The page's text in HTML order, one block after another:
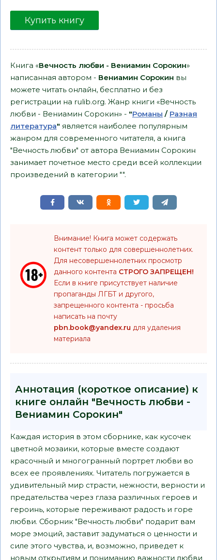
Купить книгу
Книга «Вечность любви - Вениамин Сорокин»
написанная автором - Вениамин Сорокин вы
можете читать онлайн, бесплатно и без
регистрации на rulib.org. Жанр книги «Вечность
любви - Вениамин Сорокин» - "Романы / Разная
литература" является наиболее популярным
жанром для современного читателя, а книга
"Вечность любви" от автора Вениамин Сорокин
занимает почетное место среди всей коллекции
произведений в категории "".
Внимание! Книга может содержать
контент только для совершеннолетних.
Для несовершеннолетних просмотр
данного контента СТРОГО ЗАПРЕЩЕН!
Если в книге присутствует наличие
пропаганды ЛГБТ и другого,
запрещенного контента - просьба
написать на почту
pbn.book@yandex.ru для удаления
материала
Аннотация (короткое описание) к
книге онлайн "Вечность любви -
Вениамин Сорокин"
Каждая история в этом сборнике, как кусочек
цветной мозаики, которые вместе создают
красочный и многогранный портрет любви во
всех ее проявлениях. Читатель погружается в
удивительный мир страсти, нежности, верности и
предательства через глаза различных героев и
героинь, которые переживают радость и горе
любви. Сборник "Вечность любви" подарит вам
море эмоций, заставит задуматься о ценности и
силе этого чувства, и, возможно, приведет к
новым открытиям и пониманию важности любви